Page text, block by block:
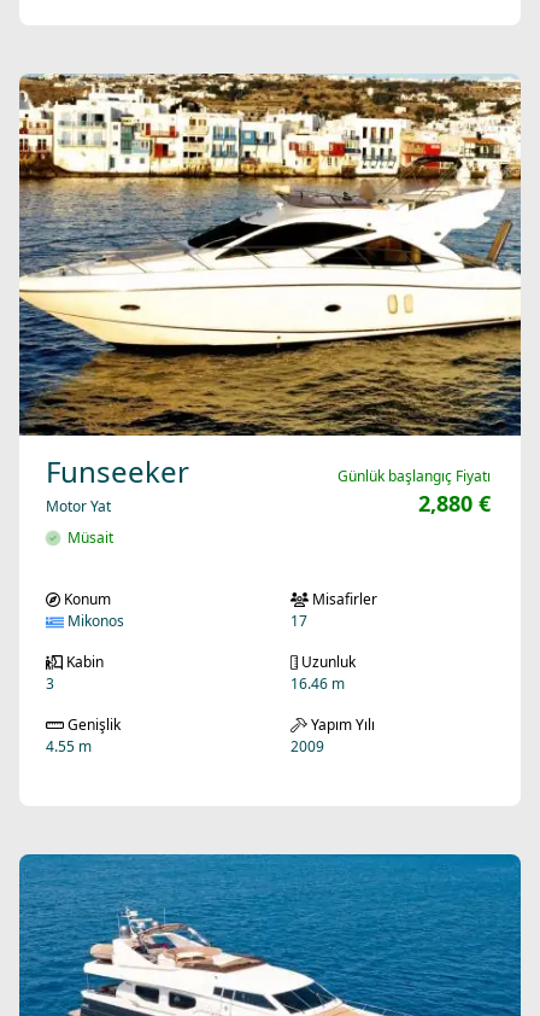
Funseeker
Motor Yat
Müsait
Günlük başlangıç Fiyatı
2,880 €
Konum
Mikonos
Misafirler
17
Kabin
3
Uzunluk
16.46 m
Genişlik
4.55 m
Yapım Yılı
2009